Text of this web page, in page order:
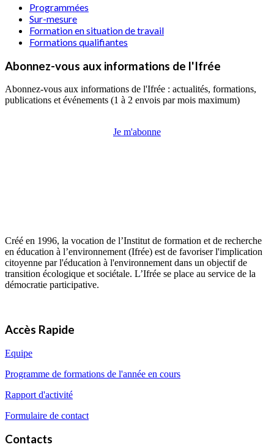
Programmées
Sur-mesure
Formation en situation de travail
Formations qualifiantes
Abonnez-vous aux informations de l'Ifrée
Abonnez-vous aux informations de l'Ifrée : actualités, formations,
publications et événements (1 à 2 envois par mois maximum)
Je m'abonne
Créé en 1996, la vocation de l’Institut de formation et de recherche
en éducation à l’environnement (Ifrée) est de favoriser l'implication
citoyenne par l'éducation à l'environnement dans un objectif de
transition écologique et sociétale. L’Ifrée se place au service de la
démocratie participative.
Accès Rapide
Equipe
Programme de formations de l'année en cours
Rapport d'activité
Formulaire de contact
Contacts